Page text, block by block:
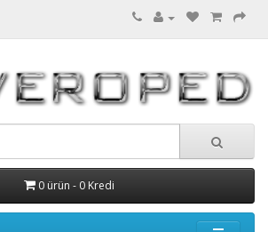
0 ürün - 0 Kredi